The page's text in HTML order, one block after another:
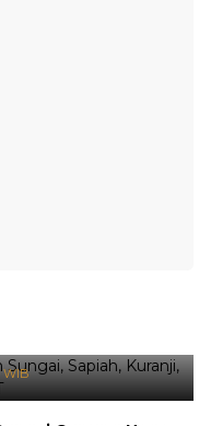
Banjir Terdeteksi di
WIB